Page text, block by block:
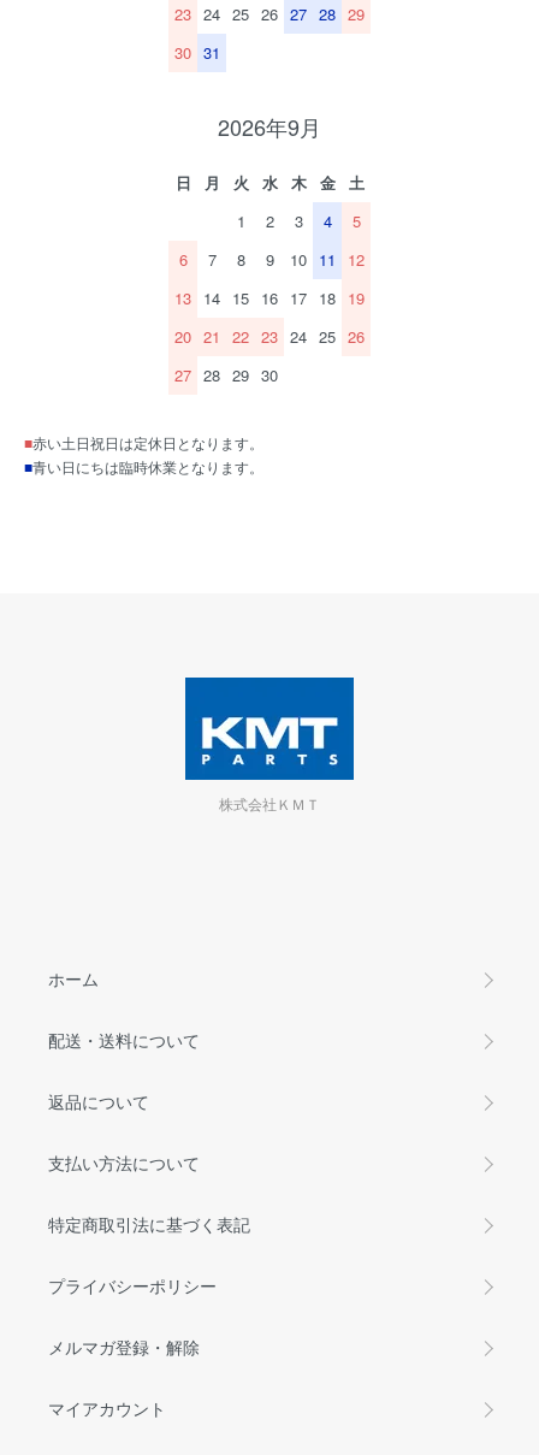
23 24 25 26 27 28 29
30 31
2026年9月
日 月 火 水 木 金
土
1
2 3 4
5
6
7 8 9 10 11
12
13 14 15 16 17 18 19
20 21 22 23 24 25 26
27 28 29 30
■赤い土日祝日は定休日となります。
■青い日にちは臨時休業となります。
株式会社ＫＭＴ
ホーム
配送・送料について
返品について
支払い方法について
特定商取引法に基づく表記
プライバシーポリシー
メルマガ登録・解除
マイアカウント